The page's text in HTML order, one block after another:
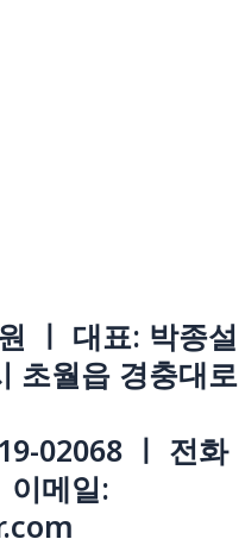
ㅣ 대표: 박종설
초월읍 경충대로
02068 ㅣ 전화
이메일: